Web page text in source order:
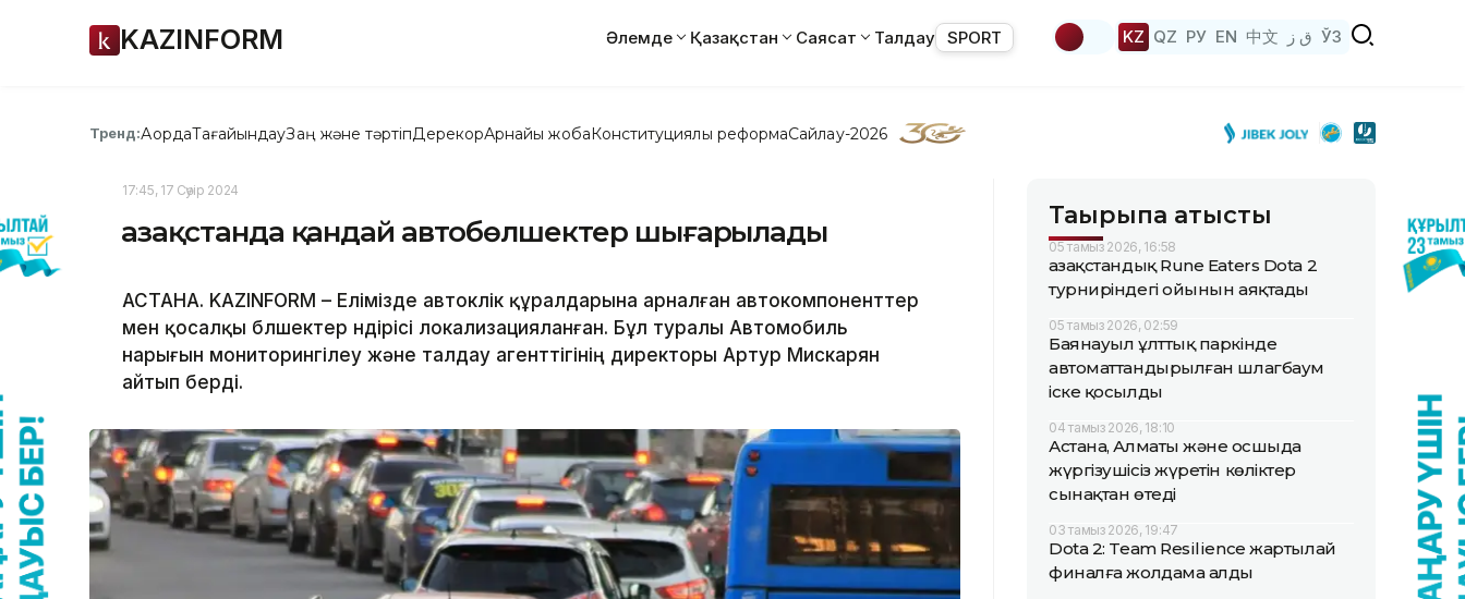
KAZINFORM Әлемде Қазақстан Саясат Талдау SPORT KZ QZ РУ EN 中文 ق ز ЎЗ
Тренд:АқордаТағайындауЗаң және тәртіпДерекқорАрнайы жобаКонституциялық реформаСайлау-2026
17:45, 17 Сәуір 2024
Қазақстанда қандай автобөлшектер шығарылады
АСТАНА. KAZINFORM – Елімізде автокөлік құралдарына арналған автокомпоненттер
мен қосалқы бөлшектер өндірісі локализацияланған. Бұл туралы Автомобиль
нарығын мониторингілеу және талдау агенттігінің директоры Артур Мискарян
айтып берді.
Тақырыпқа қатысты
05 тамыз 2026, 16:58
Қазақстандық Rune Eaters Dota 2
турниріндегі ойынын аяқтады
05 тамыз 2026, 02:59
Баянауыл ұлттық паркінде
автоматтандырылған шлагбаум
іске қосылды
04 тамыз 2026, 18:10
Астана, Алматы және Қосшыда
жүргізушісіз жүретін көліктер
сынақтан өтеді
03 тамыз 2026, 19:47
Dota 2: Team Resilience жартылай
финалға жолдама алды